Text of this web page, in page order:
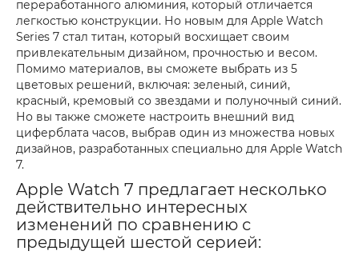
переработанного алюминия, который отличается
легкостью конструкции. Но новым для Apple Watch
Series 7 стал титан, который восхищает своим
привлекательным дизайном, прочностью и весом.
Помимо материалов, вы сможете выбрать из 5
цветовых решений, включая: зеленый, синий,
красный, кремовый со звездами и полуночный синий.
Но вы также сможете настроить внешний вид
циферблата часов, выбрав один из множества новых
дизайнов, разработанных специально для Apple Watch
7.
Apple Watch 7 предлагает несколько
действительно интересных
изменений по сравнению с
предыдущей шестой серией: